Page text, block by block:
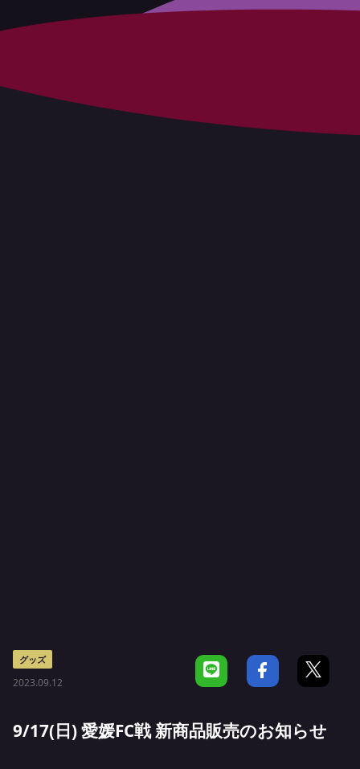
グッズ
2023.09.12
9/17(日) 愛媛FC戦 新商品販売のお知らせ